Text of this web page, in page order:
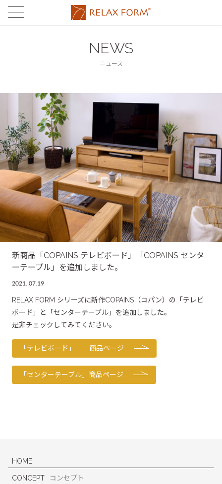
eurotech ユーロテック
FABRIC'S ファブリックス
LEATHERTEX
eurotech SOFA ユーロテック
FABRIC'S SOFA ファブリックス
RUG ラグ
TABLE テーブル
OTHER その他製品
STORES ストア
STORE LIST
ONLINE STORE 関家具通販サイト
MAINTENANCE
FAQ よくある ご質問
CONTACT お問合せ
NEWS
ニュース
新商品「COPAINS テレビボード」「COPAINS センタ
ーテーブル」を追加しました。
2021. 07.19
RELAX FORM シリーズに新作COPAINS（コパン）の「テレビ
ボード」と「センターテーブル」を追加しました。
是非チェックしてみてください。
「テレビボード」 商品ページ
「センターテーブル」商品ページ
HOME
CONCEPT
コンセプト